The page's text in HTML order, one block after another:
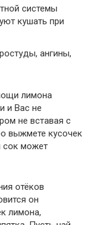
системы
кушать при
ангины,
лимона
и Вас не
не вставая с
выжмете кусочек
сок может
отёков
он
лимона,